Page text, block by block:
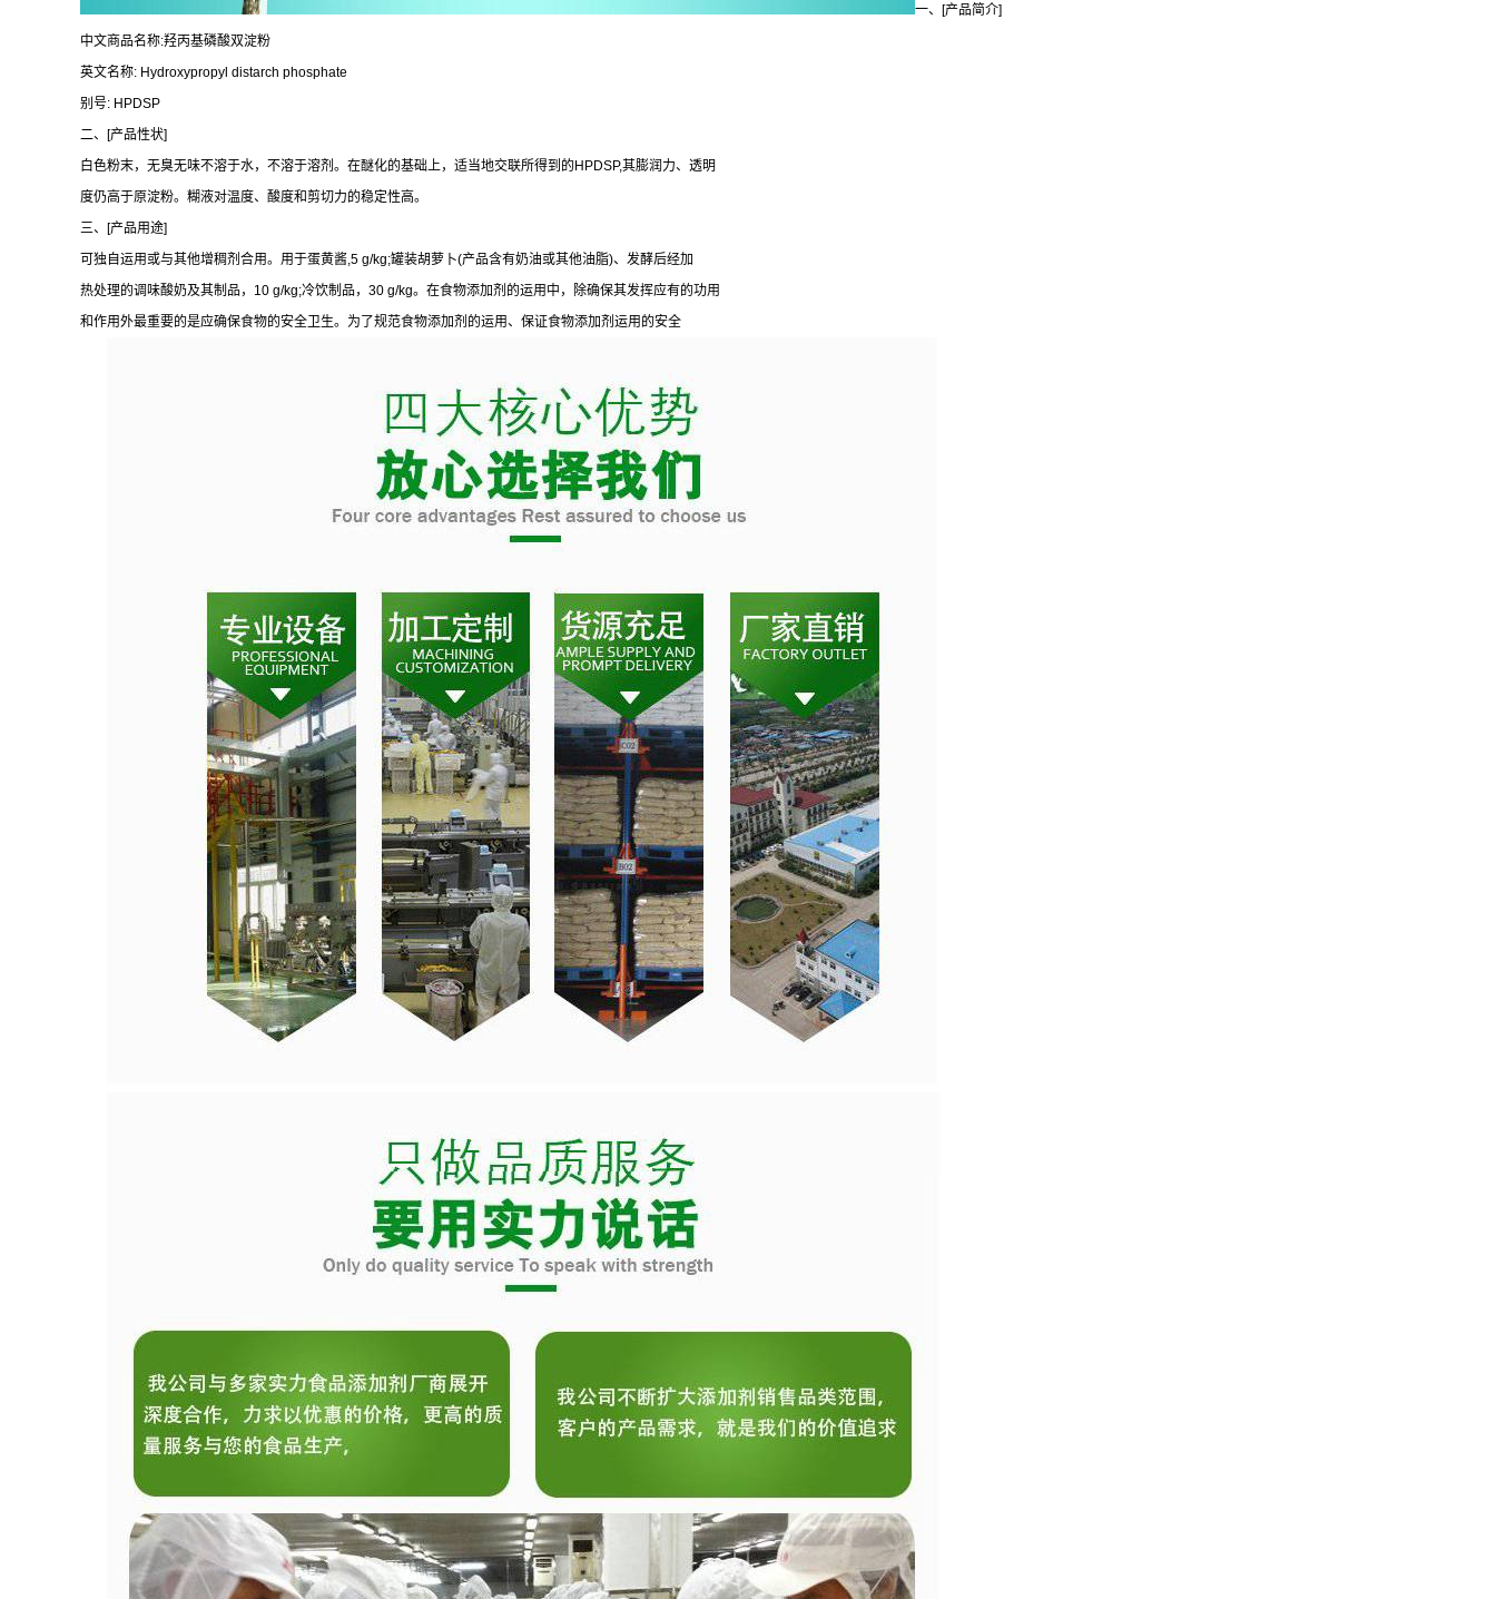
一、[产品简介]
中文商品名称:羟丙基磷酸双淀粉
英文名称: Hydroxypropyl distarch phosphate
别号: HPDSP
二、[产品性状]
白色粉末，无臭无味不溶于水，不溶于溶剂。在醚化的基础上，适当地交联所得到的HPDSP,其膨润力、透明
度仍高于原淀粉。糊液对温度、酸度和剪切力的稳定性高。
三、[产品用途]
可独自运用或与其他增稠剂合用。用于蛋黄酱,5 g/kg;罐装胡萝卜(产品含有奶油或其他油脂)、发酵后经加
热处理的调味酸奶及其制品，10 g/kg;冷饮制品，30 g/kg。在食物添加剂的运用中，除确保其发挥应有的功用
和作用外最重要的是应确保食物的安全卫生。为了规范食物添加剂的运用、保证食物添加剂运用的安全